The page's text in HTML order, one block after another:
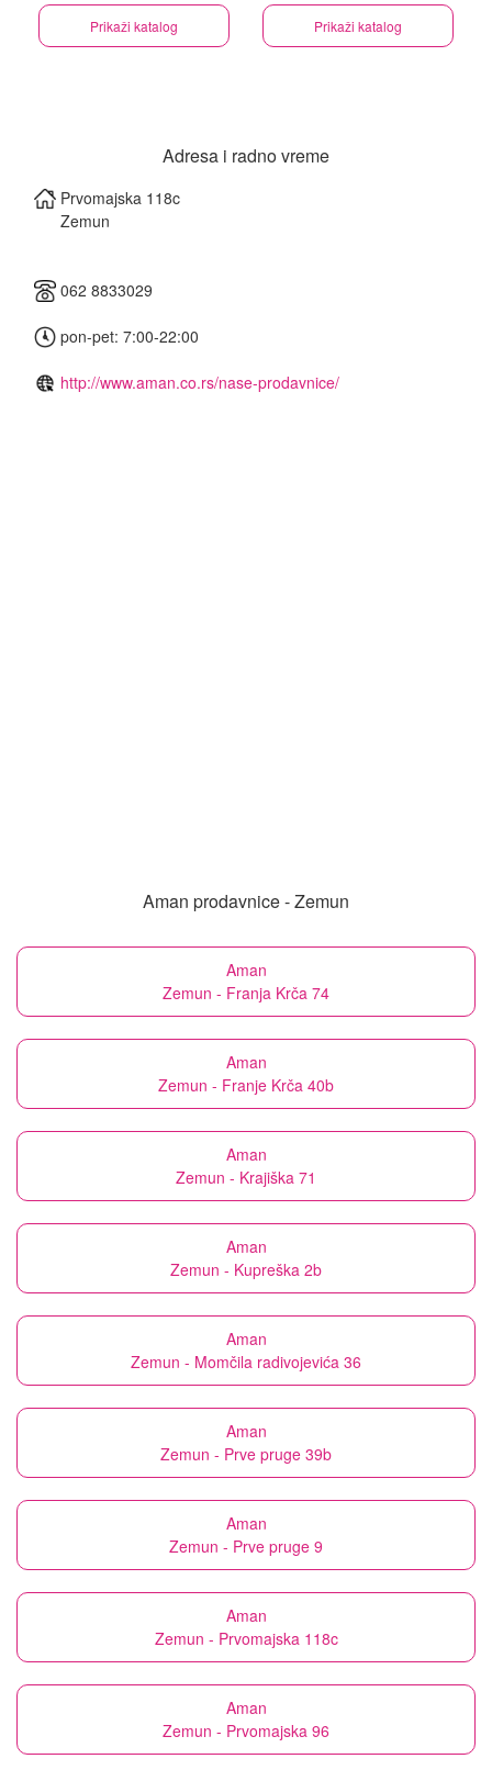
Prikaži katalog Prikaži katalog
Adresa i radno vreme
Prvomajska 118c
Zemun
062 8833029
pon-pet: 7:00-22:00
http://www.aman.co.rs/nase-prodavnice/
Aman prodavnice - Zemun
Aman
Zemun - Franja Krča 74
Aman
Zemun - Franje Krča 40b
Aman
Zemun - Krajiška 71
Aman
Zemun - Kupreška 2b
Aman
Zemun - Momčila radivojevića 36
Aman
Zemun - Prve pruge 39b
Aman
Zemun - Prve pruge 9
Aman
Zemun - Prvomajska 118c
Aman
Zemun - Prvomajska 96